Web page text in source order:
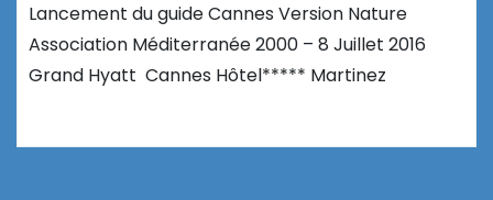
Lancement du guide Cannes Version Nature
Association Méditerranée 2000 – 8 Juillet 2016
Grand Hyatt Cannes Hôtel***** Martinez